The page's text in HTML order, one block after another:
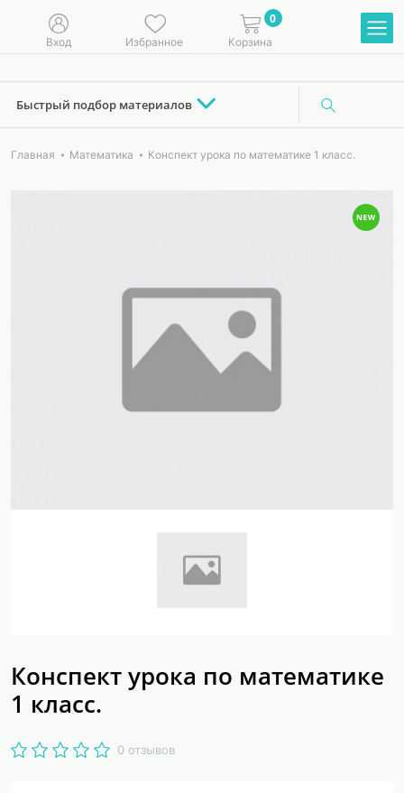
Вход Избранное
0
Корзина
Быстрый подбор материалов
Главная Математика Конспект урока по математике 1 класс.
Конспект урока по математике
1 класс.
0 отзывов